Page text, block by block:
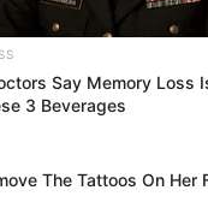
Say Memory Loss
3 Beverages
The Tattoos On Her